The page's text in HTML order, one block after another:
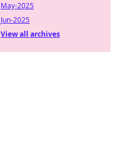
May-2025
Jun-2025
View all archives